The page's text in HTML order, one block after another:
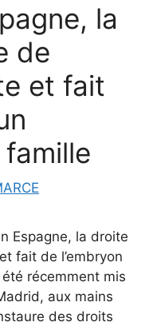
la
de
et fait
Espagne, la droite
fait de l’embryon
récemment mis
aux mains
des droits